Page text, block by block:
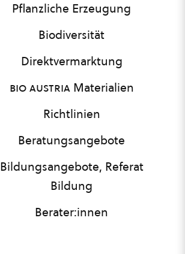
Pflanzliche Erzeugung
Biodiversität
Direktvermarktung
bio austriaMaterialien
Richtlinien
Beratungsangebote
Bildungsangebote, Referat
Bildung
Berater:innen